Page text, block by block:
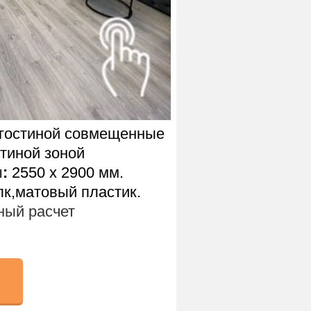
совмещенные
зоной
: 2550 х 2900 мм.
пластик.
расчет